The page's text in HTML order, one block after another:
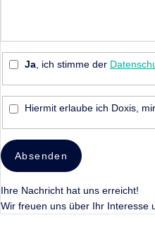
Ja, ich stimme der
Hiermit erlaube ich Doxis,
Absenden
Ihre Nachricht hat uns erreicht!
Wir freuen uns über Ihr Interesse